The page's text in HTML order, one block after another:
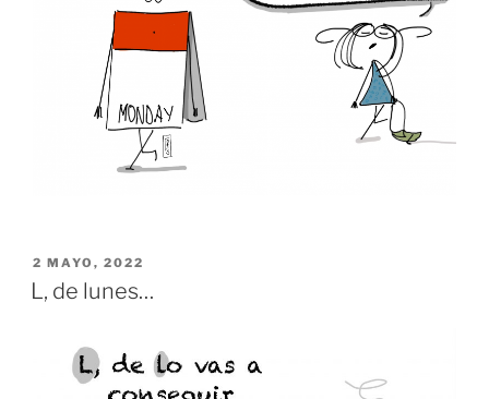
PUBLICADO
EL
2 MAYO, 2022
L, de lunes…